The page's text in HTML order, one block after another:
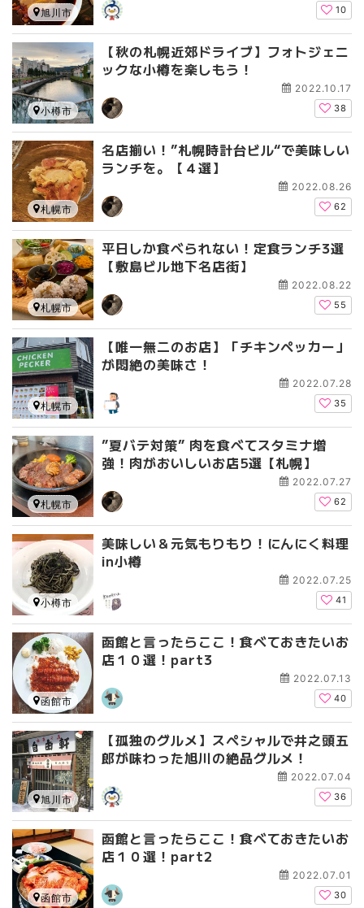
10
旭川市
【秋の札幌近郊ドライブ】フォトジェニ
ックな小樽を楽しもう！
2022.10.17
38
小樽市
名店揃い！”札幌時計台ビル“で美味しい
ランチを。【４選】
2022.08.26
62
札幌市
平日しか食べられない！定食ランチ3選
【敷島ビル地下名店街】
2022.08.22
55
札幌市
【唯一無二のお店】「チキンペッカー」
が悶絶の美味さ！
2022.07.28
35
札幌市
”夏バテ対策” 肉を食べてスタミナ増
強！肉がおいしいお店5選【札幌】
2022.07.27
62
札幌市
美味しい＆元気もりもり！にんにく料理
in小樽
2022.07.25
41
小樽市
函館と言ったらここ！食べておきたいお
店１０選！part3
2022.07.13
40
函館市
【孤独のグルメ】スペシャルで井之頭五
郎が味わった旭川の絶品グルメ！
2022.07.04
36
旭川市
函館と言ったらここ！食べておきたいお
店１０選！part2
2022.07.01
30
函館市